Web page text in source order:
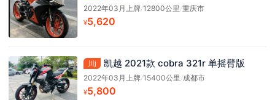
2022年03月上牌/12800公里 /重庆市
¥5,620
川j 凯越 2021款 cobra 321r 单摇臂版
2022年03月上牌/15400公里 /成都市
¥5,800